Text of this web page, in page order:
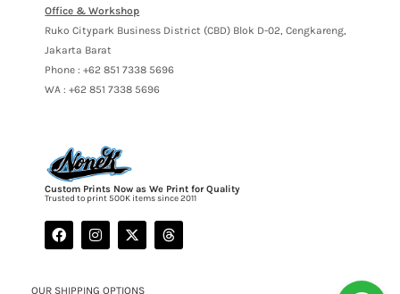
Office & Workshop
Ruko Citypark Business District (CBD) Blok D-02, Cengkareng,
Jakarta Barat
Phone : +62 851 7338 5696
WA : +62 851 7338 5696
Custom Prints Now as We Print for Quality
Trusted to print 500K items since 2011
OUR SHIPPING OPTIONS